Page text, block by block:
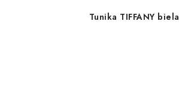
Tunika TIFFANY biela